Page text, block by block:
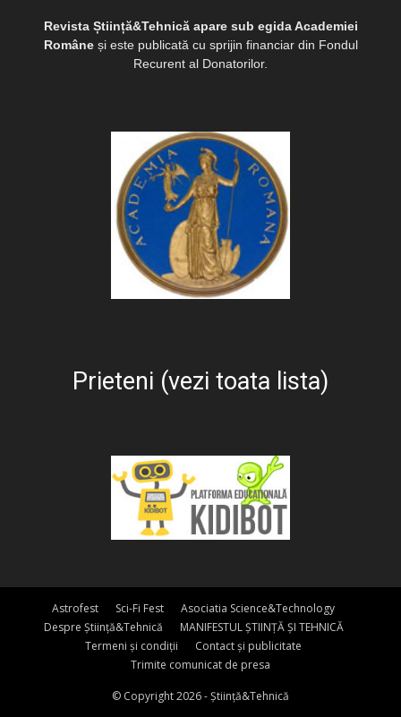
Revista Știință&Tehnică apare sub egida Academiei
Româneși este publicată cu sprijin financiar din Fondul
Recurent al Donatorilor.
Prieteni (vezi toata lista)
Astrofest Sci-Fi Fest
Asociatia Science&Technology
Despre Știință&Tehnică
MANIFESTUL ȘTIINȚĂ ȘI TEHNICĂ
Termeni și condiții
Contact și publicitate
Trimite comunicat de presa
© Copyright 2026 - Știință&Tehnică